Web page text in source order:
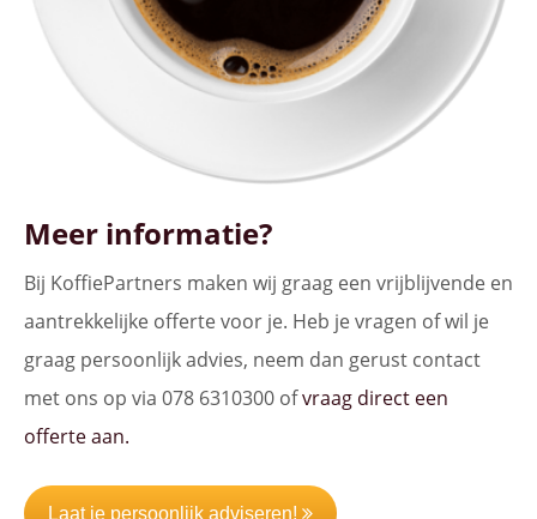
Meer informatie?
Bij KoffiePartners maken wij graag een vrijblijvende en
aantrekkelijke offerte voor je. Heb je vragen of wil je
graag persoonlijk advies, neem dan gerust contact
met ons op via 078 6310300 ofvraag direct een
offerte aan.
Laat je persoonlijk adviseren!